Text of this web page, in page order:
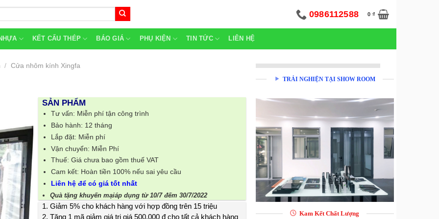
0986112588 0 ₫
KẾT CẤU THÉP BÁO GIÁ PHỤ KIỆN TIN TỨC LIÊN HỆ
/ Cửa nhôm kính Xingfa
SẢN PHẨM
Tư vấn: Miễn phí tận công trình
Bảo hành: 12 tháng
Lắp đặt: Miễn phí
Vận chuyển: Miễn Phí
Thuế: Giá chưa bao gồm thuế VAT
Cam kết: Hoàn tiền 100% nếu sai yêu cầu
Liên hệ để có giá tốt nhất
Quà tặng khuyến mạiáp dụng từ 10/7 đếm 30/7/2022
1. Giảm 5% cho khách hàng với hợp đồng trên 15 triệu
2. Tặng 1 mã giảm giá trị giá 500.000 đ cho tất cả khách hàng
TRẢI NGHIỆN TẠI SHOW ROOM
Kam Kết Chất Lượng